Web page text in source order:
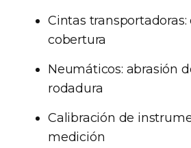
Cintas
cobertura
Neumáticos: abrasión
rodadura
Calibración de
medición